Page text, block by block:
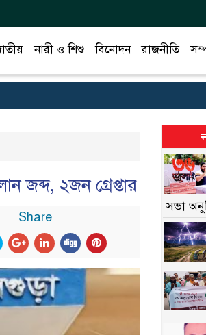
নারী ও শিশু বিনোদন রাজনীতি
জব্দ, ২জন গ্রেপ্তার
Share
সভা